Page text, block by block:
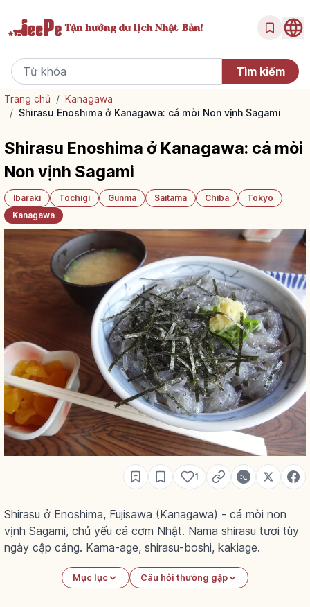
Tận hưởngdu lịch Nhật Bản!
Trang chủ / Kanagawa
/ Shirasu Enoshima ở Kanagawa: cá mòi Non vịnh Sagami
Shirasu Enoshima ở Kanagawa: cá mòi
Non vịnh Sagami
Ibaraki Tochigi Gunma Saitama Chiba
Tokyo
Kanagawa
1
Shirasu ở Enoshima, Fujisawa (Kanagawa) - cá mòi non
vịnh Sagami, chủ yếu cá cơm Nhật. Nama shirasu tươi tùy
ngày cập cảng. Kama-age, shirasu-boshi, kakiage.
Mục lục Câu hỏi thường gặp